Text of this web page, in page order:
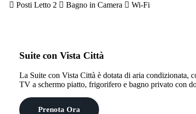
Posti Letto 2 Bagno in Camera Wi-Fi
Suite con Vista Città
La Suite con Vista Città è dotata di aria condizionata,
TV a schermo piatto, frigorifero e bagno privato con
Prenota Ora